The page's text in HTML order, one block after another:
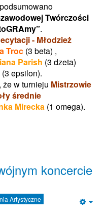
Twórczości
.
- Młodzież
Troc (3 beta) ,
Parish (3 dzeta)
(3 epsilon).
że w turnieju Mistrzowie
średnie
Mirecka(1 omega).
koncercie
Artystyczne